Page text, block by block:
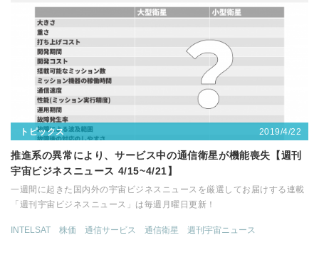
トピックス 2019/4/22
推進系の異常により、サービス中の通信衛星が機能喪失【週刊
宇宙ビジネスニュース 4/15~4/21】
一週間に起きた国内外の宇宙ビジネスニュースを厳選してお届けする連載
「週刊宇宙ビジネスニュース」は毎週月曜日更新！
INTELSAT 株価 通信サービス 通信衛星 週刊宇宙ニュース